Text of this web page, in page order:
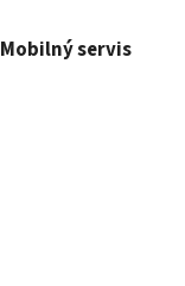
Mobilný servis